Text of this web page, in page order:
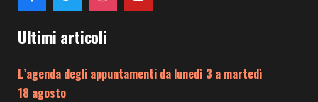
Ultimi articoli
L’agenda degli appuntamenti da lunedì 3 a martedì
18 agosto